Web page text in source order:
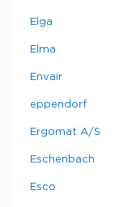
Elga
Elma
Envair
eppendorf
Ergomat A/S
Eschenbach
Esco